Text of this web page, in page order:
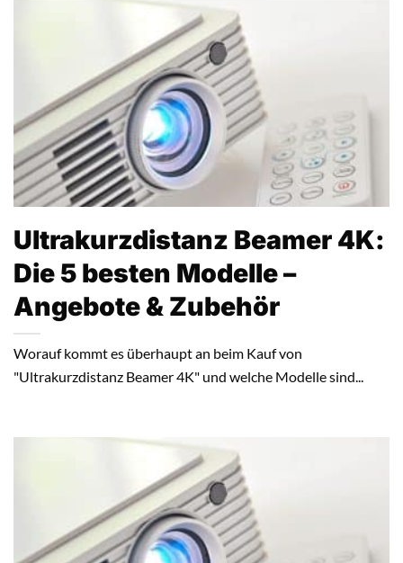
Ultrakurzdistanz Beamer 4K:
Die 5 besten Modelle –
Angebote & Zubehör
Worauf kommt es überhaupt an beim Kauf von
"Ultrakurzdistanz Beamer 4K" und welche Modelle sind...